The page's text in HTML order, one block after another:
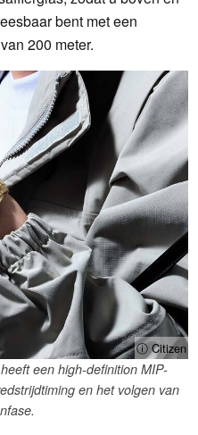
bent met een
200 meter.
ⓘ Citizen
een high-definition MIP-
en het volgen van